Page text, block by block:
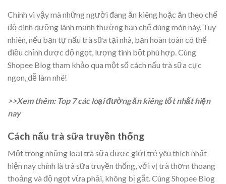
Chính vì vậy mà những người đang ăn kiêng hoặc ăn theo chế
độ dinh dưỡng lành mạnh thường hạn chế dùng món này. Tuy
nhiên, nếu bạn tự nấu trà sữa tại nhà, bạn hoàn toàn có thể
điều chỉnh được độ ngọt, lượng tinh bột phù hợp. Cùng
Shopee Blog tham khảo qua một số cách nấu trà sữa cực
ngon, dễ làm nhé!
>>Xem thêm: Top 7 các loại đường ăn kiêng tốt nhất hiện
nay
Cách nấu trà sữa truyền thống
Một trong những loại trà sữa được giới trẻ yêu thích nhất
hiện nay chính là trà sữa truyền thống, với vị trà thơm thoang
thoảng và độ ngọt vừa phải, không bị gắt. Cùng Shopee Blog